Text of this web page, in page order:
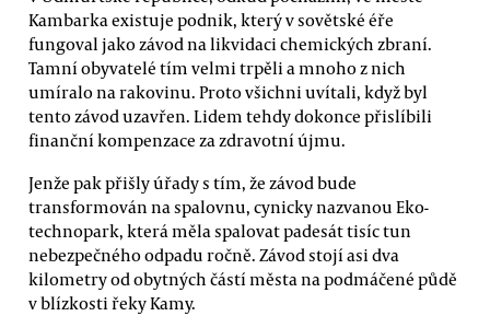
Kambarka existuje podnik, který v sovětské éře
fungoval jako závod na likvidaci chemických zbraní.
Tamní obyvatelé tím velmi trpěli a mnoho z nich
umíralo na rakovinu. Proto všichni uvítali, když byl
tento závod uzavřen. Lidem tehdy dokonce přislíbili
finanční kompenzace za zdravotní újmu.
Jenže pak přišly úřady s tím, že závod bude
transformován na spalovnu, cynicky nazvanou Eko-
technopark, která měla spalovat padesát tisíc tun
nebezpečného odpadu ročně. Závod stojí asi dva
kilometry od obytných částí města na podmáčené půdě
v blízkosti řeky Kamy.